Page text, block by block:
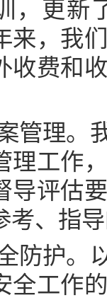
，更新
来，我
收费和
管理。
理工作
导评估
考、指导
防护。
全工作